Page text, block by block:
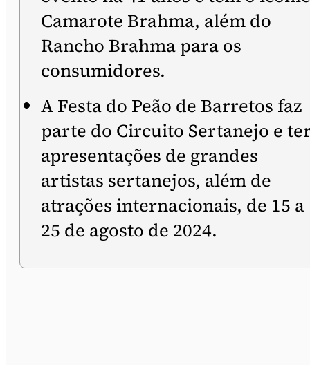
Camarote Brahma, além do
Rancho Brahma para os
consumidores.
A Festa do Peão de Barretos faz
parte do Circuito Sertanejo e
apresentações de grandes
artistas sertanejos, além de
atrações internacionais, de 15 a
25 de agosto de 2024.